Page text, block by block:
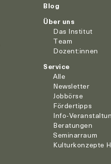
Blog
Über uns
Das Institut
Team
Dozent:innen
Service
Alle
Newsletter
Jobbörse
Fördertipps
Info-
Beratungen
Seminarraum
Kulturkonzepte